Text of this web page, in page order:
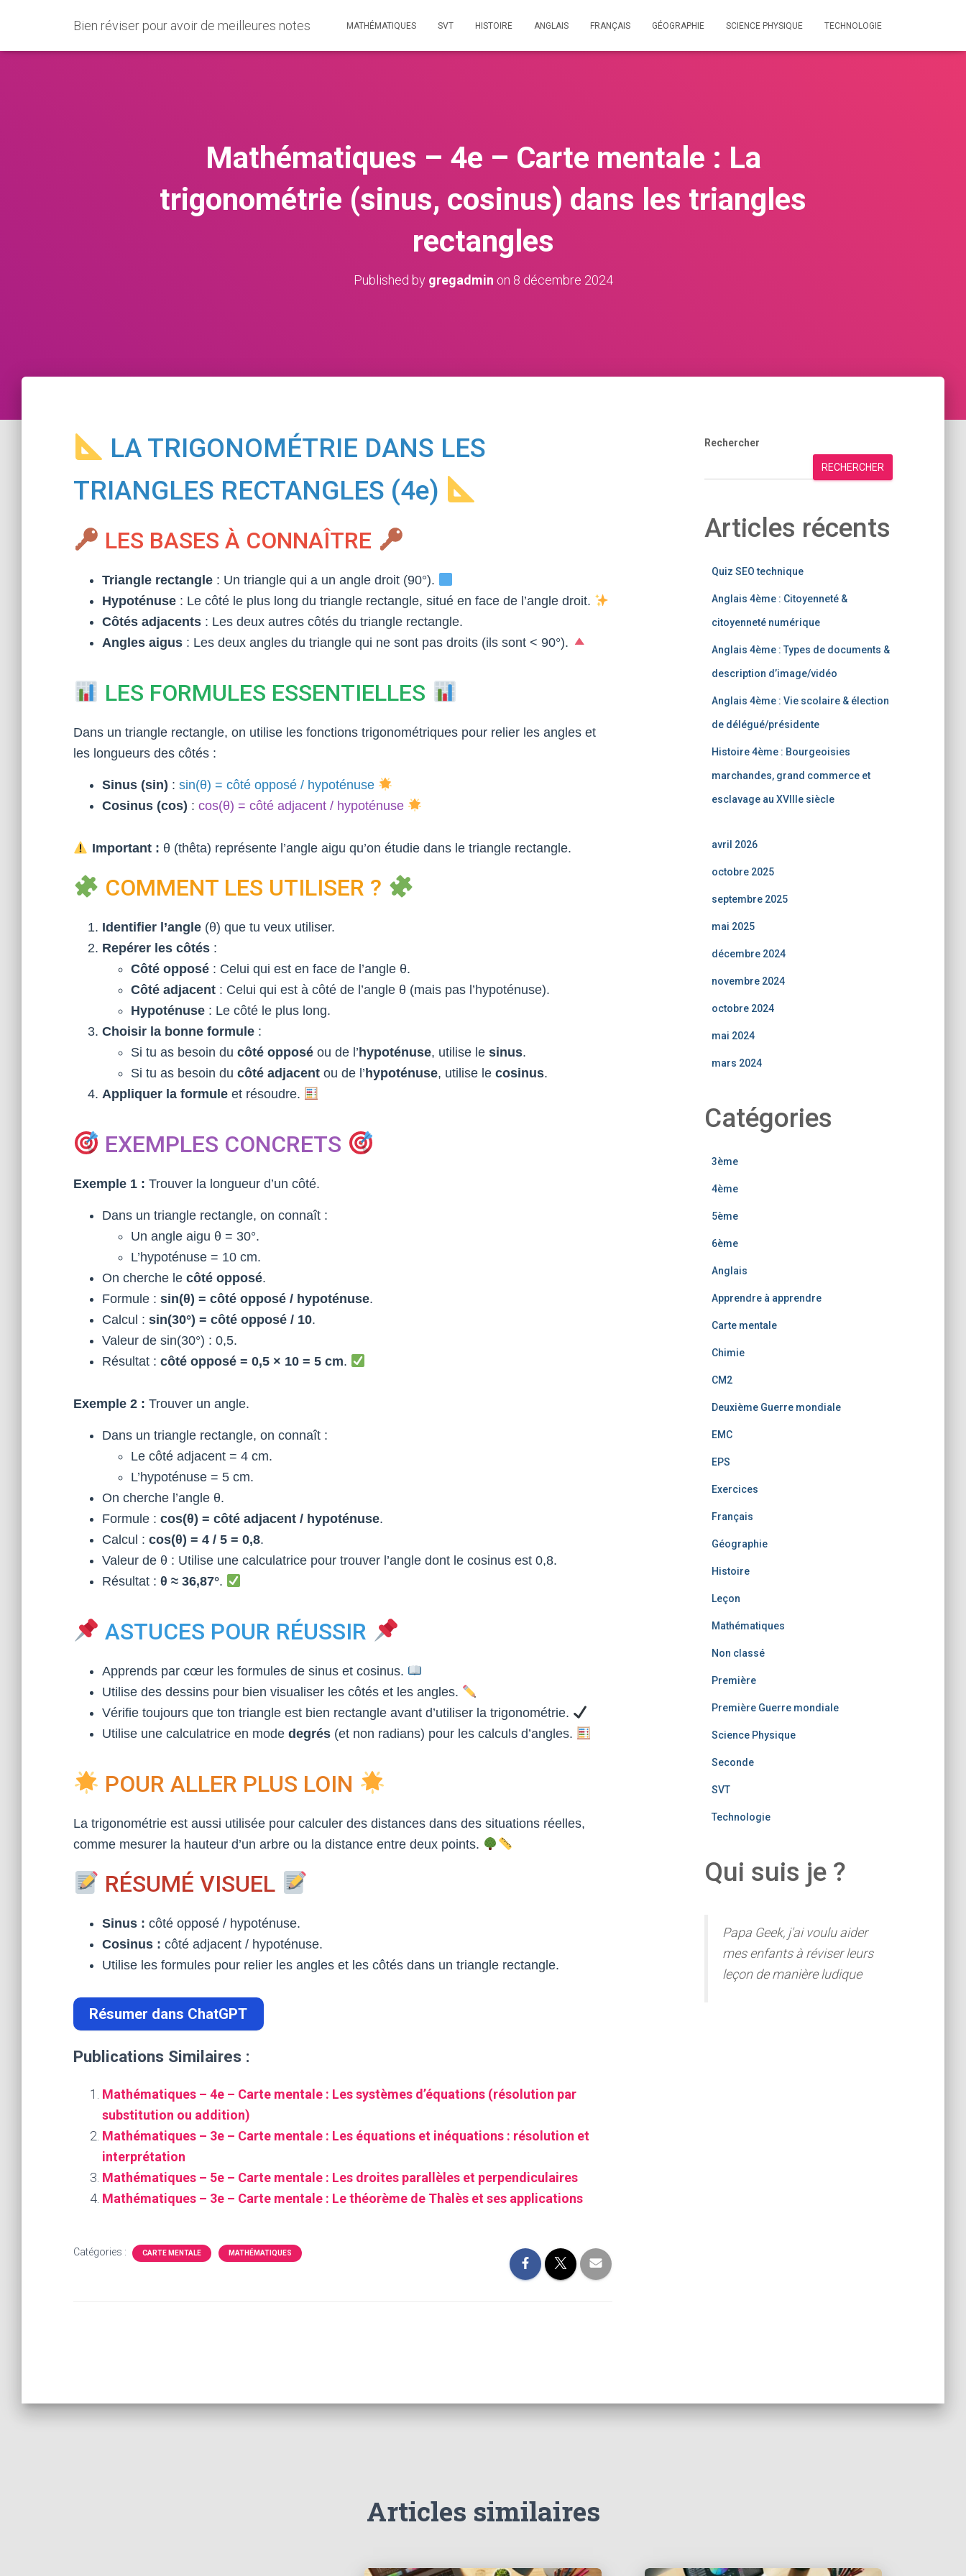
Bien réviser pour avoir de meilleures notes MATHÉMATIQUES SVT HISTOIRE ANGLAIS FRANÇAIS GÉOGRAPHIE SCIENCE PHYSIQUE TECHNOLOGIE
Mathématiques – 4e – Carte mentale : La
trigonométrie (sinus, cosinus) dans les triangles
rectangles
Published by gregadmin on 8 décembre 2024
LA TRIGONOMÉTRIE DANS LES
TRIANGLES RECTANGLES (4e)
LES BASES À CONNAÎTRE
Triangle rectangle : Un triangle qui a un angle droit (90°).
Hypoténuse : Le côté le plus long du triangle rectangle, situé en face de l’angle droit.
Côtés adjacents : Les deux autres côtés du triangle rectangle.
Angles aigus : Les deux angles du triangle qui ne sont pas droits (ils sont < 90°).
LES FORMULES ESSENTIELLES
Dans un triangle rectangle, on utilise les fonctions trigonométriques pour relier les angles et
les longueurs des côtés :
Sinus (sin) : sin(θ) = côté opposé / hypoténuse
Cosinus (cos) : cos(θ) = côté adjacent / hypoténuse
Important : θ (thêta) représente l’angle aigu qu’on étudie dans le triangle rectangle.
COMMENT LES UTILISER ?
Identifier l’angle (θ) que tu veux utiliser.
Repérer les côtés :
Côté opposé : Celui qui est en face de l’angle θ.
Côté adjacent : Celui qui est à côté de l’angle θ (mais pas l’hypoténuse).
Hypoténuse : Le côté le plus long.
Choisir la bonne formule :
Si tu as besoin du côté opposé ou de l’ hypoténuse, utilise le sinus.
Si tu as besoin du côté adjacent ou de l’ hypoténuse, utilise le cosinus.
Appliquer la formule et résoudre.
EXEMPLES CONCRETS
Exemple 1 : Trouver la longueur d’un côté.
Dans un triangle rectangle, on connaît :
Un angle aigu θ = 30°.
L’hypoténuse = 10 cm.
On cherche le côté opposé.
Formule : sin(θ) = côté opposé / hypoténuse.
Calcul : sin(30°) = côté opposé / 10.
Valeur de sin(30°) : 0,5.
Résultat : côté opposé = 0,5 × 10 = 5 cm.
Exemple 2 : Trouver un angle.
Dans un triangle rectangle, on connaît :
Le côté adjacent = 4 cm.
L’hypoténuse = 5 cm.
On cherche l’angle θ.
Formule : cos(θ) = côté adjacent / hypoténuse.
Calcul : cos(θ) = 4 / 5 = 0,8.
Valeur de θ : Utilise une calculatrice pour trouver l’angle dont le cosinus est 0,8.
Résultat : θ ≈ 36,87°.
ASTUCES POUR RÉUSSIR
Apprends par cœur les formules de sinus et cosinus.
Utilise des dessins pour bien visualiser les côtés et les angles.
Vérifie toujours que ton triangle est bien rectangle avant d’utiliser la trigonométrie.
Utilise une calculatrice en mode degrés (et non radians) pour les calculs d’angles.
POUR ALLER PLUS LOIN
La trigonométrie est aussi utilisée pour calculer des distances dans des situations réelles,
comme mesurer la hauteur d’un arbre ou la distance entre deux points.
RÉSUMÉ VISUEL
Sinus : côté opposé / hypoténuse.
Cosinus : côté adjacent / hypoténuse.
Utilise les formules pour relier les angles et les côtés dans un triangle rectangle.
Résumer dans ChatGPT
Publications Similaires :
Mathématiques – 4e – Carte mentale : Les systèmes d’équations (résolution par
substitution ou addition)
Mathématiques – 3e – Carte mentale : Les équations et inéquations : résolution et
interprétation
Mathématiques – 5e – Carte mentale : Les droites parallèles et perpendiculaires
Mathématiques – 3e – Carte mentale : Le théorème de Thalès et ses applications
Catégories : CARTE MENTALE MATHÉMATIQUES
Rechercher
RECHERCHER
Articles récents
Quiz SEO technique
Anglais 4ème : Citoyenneté &
citoyenneté numérique
Anglais 4ème : Types de documents &
description d’image/vidéo
Anglais 4ème : Vie scolaire & élection
de délégué/présidente
Histoire 4ème : Bourgeoisies
marchandes, grand commerce et
esclavage au XVIIIe siècle
avril 2026
octobre 2025
septembre 2025
mai 2025
décembre 2024
novembre 2024
octobre 2024
mai 2024
mars 2024
Catégories
3ème
4ème
5ème
6ème
Anglais
Apprendre à apprendre
Carte mentale
Chimie
CM2
Deuxième Guerre mondiale
EMC
EPS
Exercices
Français
Géographie
Histoire
Leçon
Mathématiques
Non classé
Première
Première Guerre mondiale
Science Physique
Seconde
SVT
Technologie
Qui suis je ?
Papa Geek, j'ai voulu aider
mes enfants à réviser leurs
leçon de manière ludique
Articles similaires